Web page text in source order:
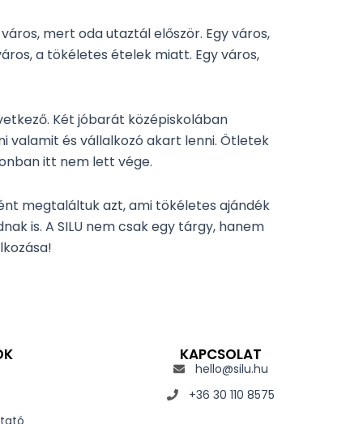
mert oda utaztál először. Egy város,
a tökéletes ételek miatt. Egy város,
Két jóbarát középiskolában
valamit és vállalkozó akart lenni. Ötletek
itt nem lett vége.
megtaláltuk azt, ami tökéletes ajándék
is. A SILU nem csak egy tárgy, hanem
KAPCSOLAT
hello@silu.hu
+36 30 110 8575